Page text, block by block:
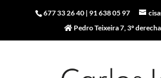
677 33 26 40 |91 638 05 97
Pedro Teixeira 7, 3º